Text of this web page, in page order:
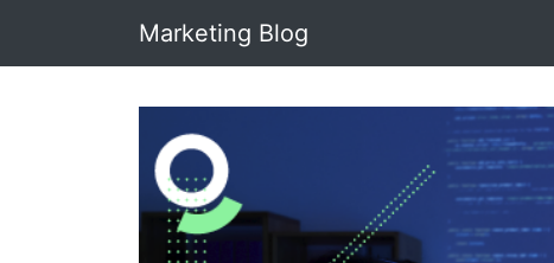
Marketing Blog